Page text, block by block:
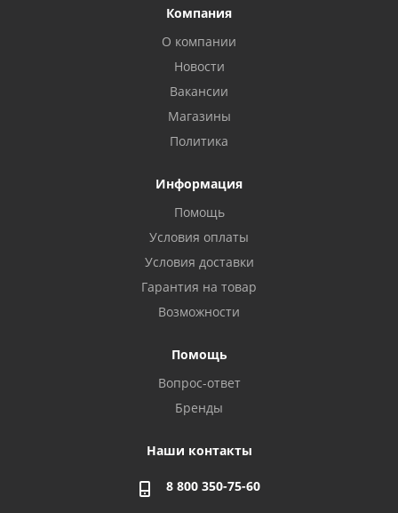
Компания
О компании
Новости
Вакансии
Магазины
Политика
Информация
Помощь
Условия оплаты
Условия доставки
Гарантия на товар
Возможности
Помощь
Вопрос-ответ
Бренды
Наши контакты
8 800 350-75-60